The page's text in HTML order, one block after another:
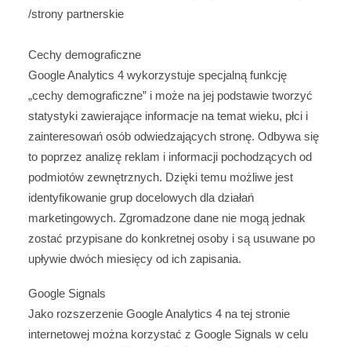
/strony partnerskie
Cechy demograficzne
Google Analytics 4 wykorzystuje specjalną funkcję
„cechy demograficzne” i może na jej podstawie tworzyć
statystyki zawierające informacje na temat wieku, płci i
zainteresowań osób odwiedzających stronę. Odbywa się
to poprzez analizę reklam i informacji pochodzących od
podmiotów zewnętrznych. Dzięki temu możliwe jest
identyfikowanie grup docelowych dla działań
marketingowych. Zgromadzone dane nie mogą jednak
zostać przypisane do konkretnej osoby i są usuwane po
upływie dwóch miesięcy od ich zapisania.
Google Signals
Jako rozszerzenie Google Analytics 4 na tej stronie
internetowej można korzystać z Google Signals w celu